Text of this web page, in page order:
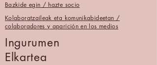
Ingurumen
Elkartea
Bazkide egin / hazte socio
Kolaboratzaileak eta komunikabideetan /
colaboradores y aparición en los medios